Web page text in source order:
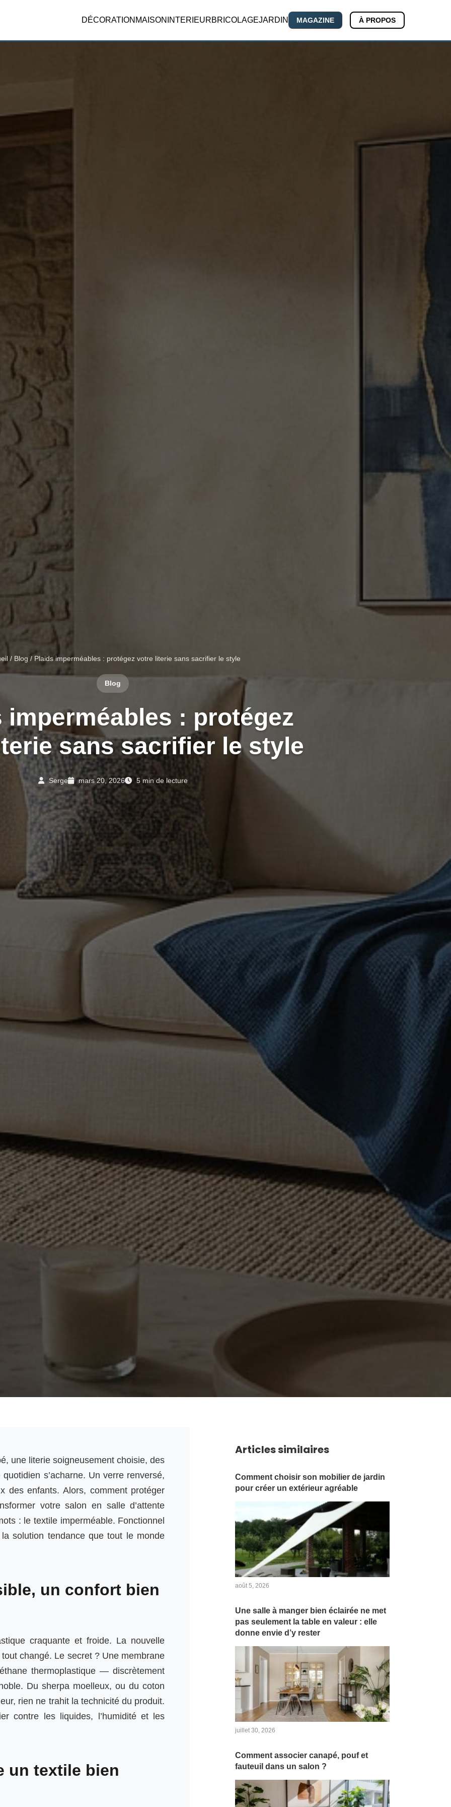
DÉCORATION MAISON INTERIEURBRICOLAGEJARDIN MAGAZINE À PROPOS
/ Blog / Plaids imperméables : protégez votre literie sans sacrifier le style
Blog
imperméables : protégez
sans sacrifier le style
Serge mars 20, 2026 5 min de lecture
une literie soigneusement choisie, des
s’acharne. Un verre renversé,
des enfants. Alors, comment protéger
votre salon en salle d’attente
: le textile imperméable. Fonctionnel
solution tendance que tout le monde
un confort bien
craquante et froide. La nouvelle
changé. Le secret ? Une membrane
thermoplastique — discrètement
Du sherpa moelleux, ou du coton
rien ne trahit la technicité du produit.
contre les liquides, l’humidité et les
un textile bien
Articles similaires
Comment choisir son mobilier de jardin
pour créer un extérieur agréable
août 5, 2026
Une salle à manger bien éclairée ne met
pas seulement la table en valeur : elle
donne envie d’y rester
juillet 30, 2026
Comment associer canapé, pouf et
fauteuil dans un salon ?